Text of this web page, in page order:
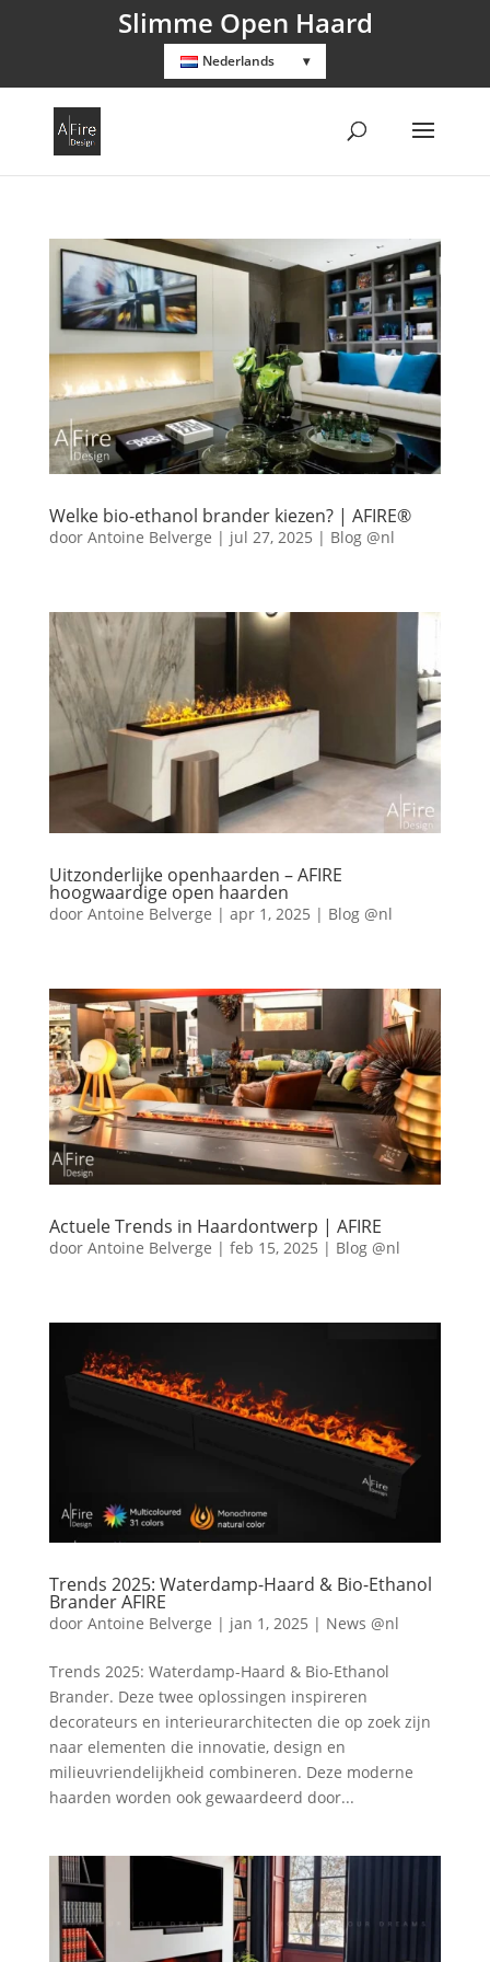
Nederlands
Slimme Open Haard
Welke bio‑ethanol brander kiezen? | AFIRE®
door Antoine Belverge | jul 27, 2025 | Blog @nl
Uitzonderlijke openhaarden – AFIRE
hoogwaardige open haarden
door Antoine Belverge | apr 1, 2025 | Blog @nl
Actuele Trends in Haardontwerp | AFIRE
door Antoine Belverge | feb 15, 2025 | Blog @nl
Trends 2025: Waterdamp-Haard & Bio-Ethanol
Brander AFIRE
door Antoine Belverge | jan 1, 2025 | News @nl
Trends 2025: Waterdamp-Haard & Bio-Ethanol
Brander. Deze twee oplossingen inspireren
decorateurs en interieurarchitecten die op zoek zijn
naar elementen die innovatie, design en
milieuvriendelijkheid combineren. Deze moderne
haarden worden ook gewaardeerd door...